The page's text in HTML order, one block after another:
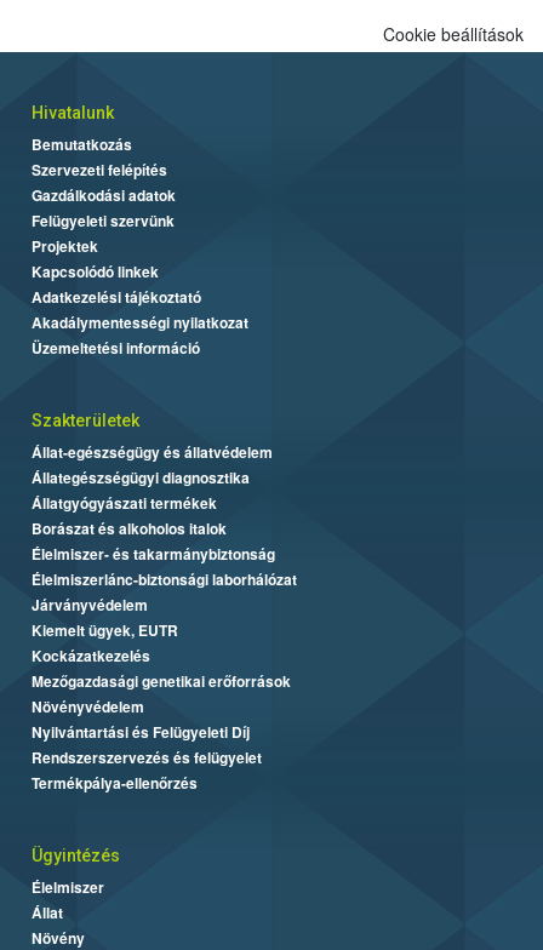
Cookie beállítások
Hivatalunk
Bemutatkozás
Szervezeti felépítés
Gazdálkodási adatok
Felügyeleti szervünk
Projektek
Kapcsolódó linkek
Adatkezelési tájékoztató
Akadálymentességi nyilatkozat
Üzemeltetési információ
Szakterületek
Állat-egészségügy és állatvédelem
Állategészségügyi diagnosztika
Állatgyógyászati termékek
Borászat és alkoholos italok
Élelmiszer- és takarmánybiztonság
Élelmiszerlánc-biztonsági laborhálózat
Járványvédelem
Kiemelt ügyek, EUTR
Kockázatkezelés
Mezőgazdasági genetikai erőforrások
Növényvédelem
Nyilvántartási és Felügyeleti Díj
Rendszerszervezés és felügyelet
Termékpálya-ellenőrzés
Ügyintézés
Élelmiszer
Állat
Növény